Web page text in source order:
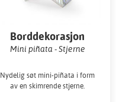
Borddekorasjon
Mini piñata - Stjerne
Nydelig søt mini-piñata i form
av en skimrende stjerne.